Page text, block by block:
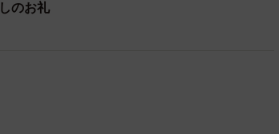
すぎて、作って欲しい…」
愛いしおり 落としたのが旅の帰りならよい
のお礼